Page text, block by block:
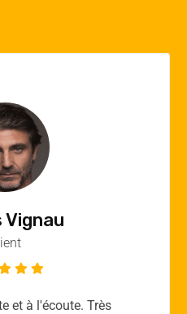
Quere
pour votre expertise!